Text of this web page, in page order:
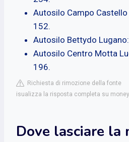
Autosilo Campo
152.
Autosilo Bettydo
Autosilo Centro Motta
196.
Richiesta di rimozione della fonte
isualizza la risposta completa su
Dove lasciare la